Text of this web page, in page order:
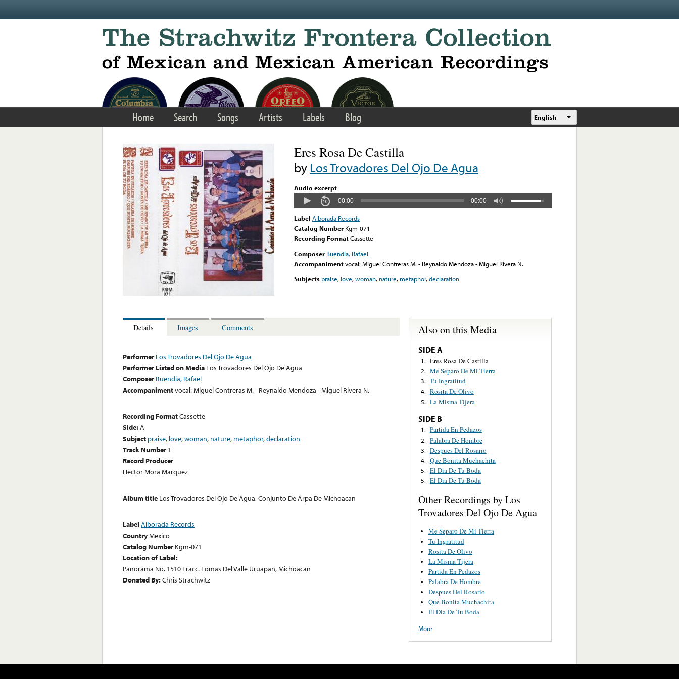
Home Search Songs Artists Labels Blog English
Eres Rosa De Castilla
byLos Trovadores Del Ojo De Agua
Audio excerpt
00:00 00:00
Label Alborada Records
Catalog Number Kgm-071
Recording FormatCassette
Composer Buendia, Rafael
Accompanimentvocal: Miguel Contreras M. - Reynaldo Mendoza - Miguel Rivera N.
Subjects praise, love,woman, nature, metaphor,declaration
Details Images Comments
Performer Los Trovadores Del Ojo De Agua
Performer Listed on Media Los Trovadores Del Ojo De Agua
Composer Buendia, Rafael
Accompanimentvocal: Miguel Contreras M. - Reynaldo Mendoza - Miguel Rivera N.
Recording FormatCassette
Side:A
Subject praise, love,woman, nature, metaphor,declaration
Track Number 1
Record Producer
Hector Mora Marquez
Album title Los Trovadores Del Ojo De Agua, Conjunto De Arpa De Michoacan
Label Alborada Records
CountryMexico
Catalog Number Kgm-071
Location of Label:
Panorama No. 1510 Fracc. Lomas Del Valle Uruapan, Michoacan
Donated By:Chris Strachwitz
Also on this Media
SIDE A
1. Eres Rosa De Castilla
2. Me Separo De Mi Tierra
3. Tu Ingratitud
4. Rosita De Olivo
5. La Misma Tijera
SIDE B
1. Partida En Pedazos
2. Palabra De Hombre
3. Despues Del Rosario
4. Que Bonita Muchachita
5. El Dia De Tu Boda
5. El Dia De Tu Boda
Other Recordings by Los
Trovadores Del Ojo De Agua
Me Separo De Mi Tierra
Tu Ingratitud
Rosita De Olivo
La Misma Tijera
Partida En Pedazos
Palabra De Hombre
Despues Del Rosario
Que Bonita Muchachita
El Dia De Tu Boda
More